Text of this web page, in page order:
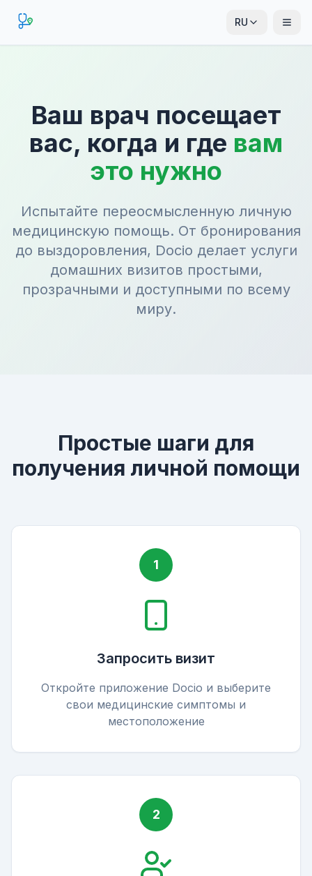
RU
Ваш врач посещает
вас, когда и где вам
это нужно
Испытайте переосмысленную личную
медицинскую помощь. От бронирования
до выздоровления, Docio делает услуги
домашних визитов простыми,
прозрачными и доступными по всему
миру.
Простые шаги для
получения личной помощи
1
Запросить визит
Откройте приложение Docio и выберите
свои медицинские симптомы и
местоположение
2